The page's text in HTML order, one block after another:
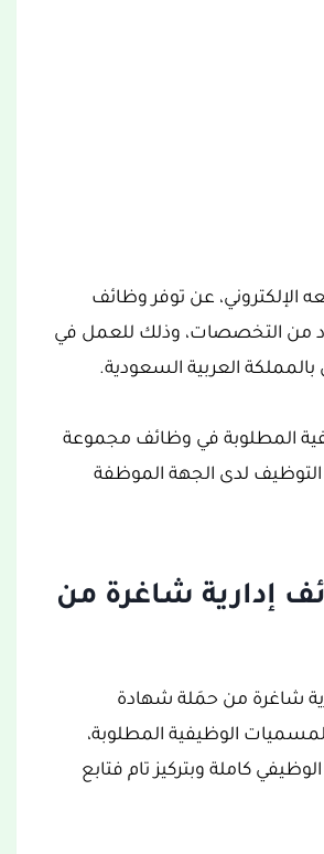
الإلكتروني، عن توفر وظائف
من التخصصات، وذلك للعمل في
العربية السعودية.
المطلوبة في وظائف مجموعة
التوظيف لدى الجهة الموظفة
إدارية شاغرة من
شاغرة من حمَلة شهادة
الوظيفية المطلوبة،
كاملة وبتركيز تام فتابع